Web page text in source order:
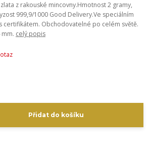
z rakouské mincovny.Hmotnost 2 gramy,
999,9/1000 Good Delivery.Ve speciálním
certifikátem. Obchodovatelné po celém světě.
mm. celý popis
Přidat do košíku